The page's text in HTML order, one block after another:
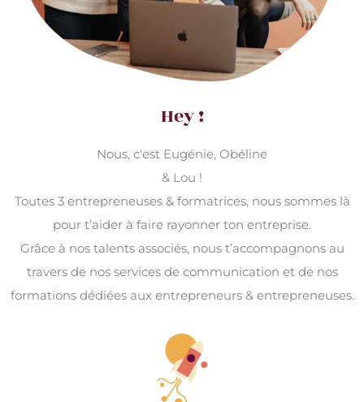
Hey !
Nous, c'est Eugénie, Obéline
& Lou !
Toutes 3 entrepreneuses & formatrices, nous sommes là
pour t’aider à faire rayonner ton entreprise.
Grâce à nos talents associés, nous t’accompagnons au
travers de nos services de communication et de nos
formations dédiées aux entrepreneurs & entrepreneuses.